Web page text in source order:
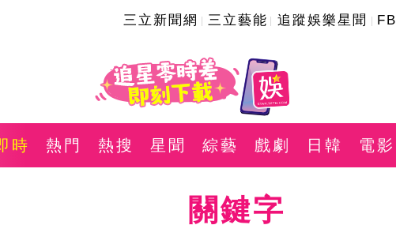
三立新聞網 三立藝能 追蹤娛樂星聞 FB
時 熱門 熱搜 星聞 綜藝 戲劇 日韓 電影
關鍵字